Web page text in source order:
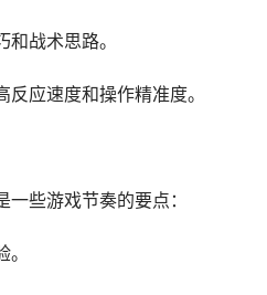
战术思路。
应速度和操作精准度。
些游戏节奏的要点：